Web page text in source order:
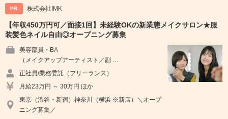
PR 株式会社IMK
【年収450万円可／面接1回】未経験OKの新業態メイクサロン★服
装髪色ネイル自由◎オープニング募集
美容部員・BA
（メイクアップアーティスト／副 …
正社員/業務委託（フリーランス）
月給23万円 ～ 30万円 ほか
東京（渋谷・新宿）神奈川（横浜 ※新店）＼オープ
ニング募集／